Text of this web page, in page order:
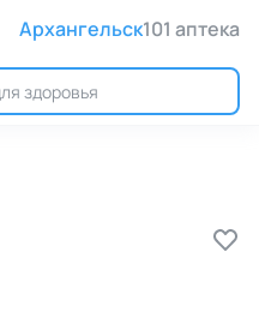
Архангельск101 аптека